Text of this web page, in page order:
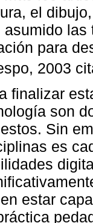
el
asumido las
para
2003
finalizar
son
Sin
es
estar